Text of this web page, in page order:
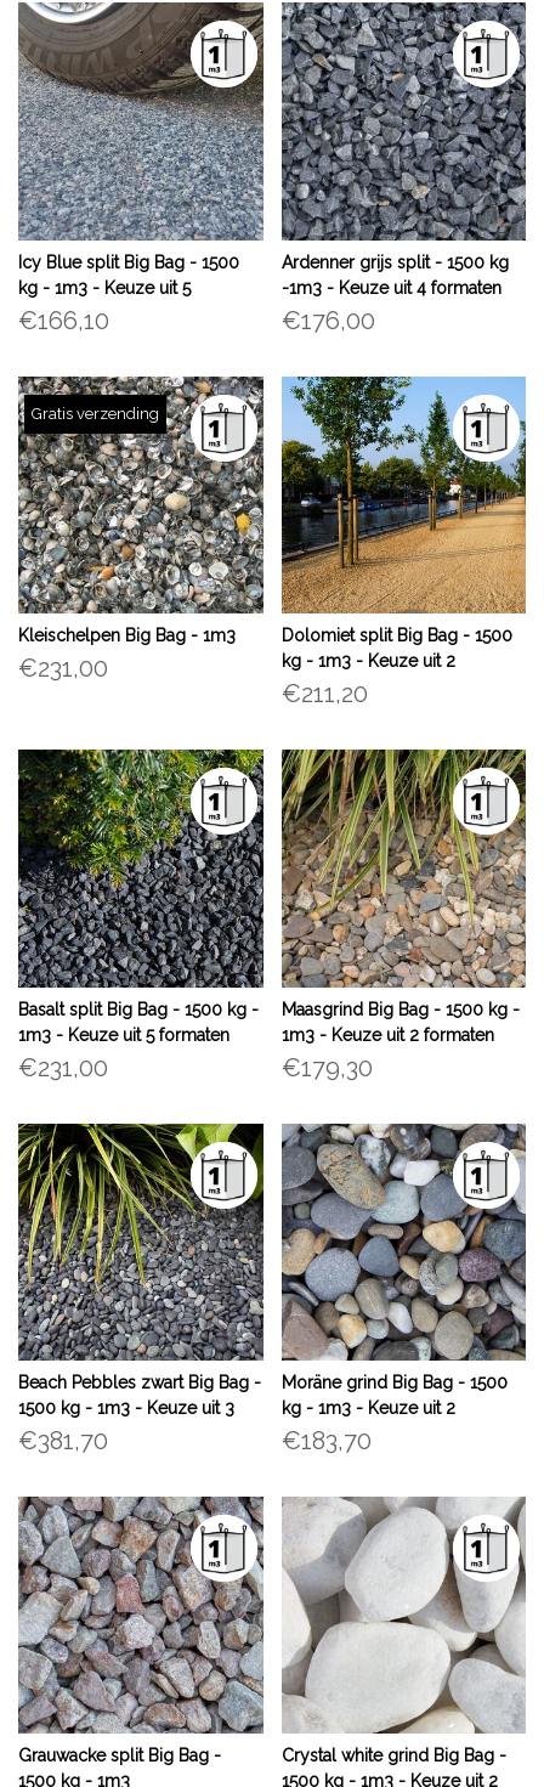
Icy Blue split Big Bag - 1500
kg - 1m3 - Keuze uit 5
formaten
€166,10
Ardenner grijs split - 1500 kg
-1m3 - Keuze uit 4 formaten
€176,00
Gratis verzending
Kleischelpen Big Bag - 1m3
€231,00
Dolomiet split Big Bag - 1500
kg - 1m3 - Keuze uit 2
formaten
€211,20
Basalt split Big Bag - 1500 kg -
1m3 - Keuze uit 5 formaten
€231,00
Maasgrind Big Bag - 1500 kg -
1m3 - Keuze uit 2 formaten
€179,30
Beach Pebbles zwart Big Bag -
1500 kg - 1m3 - Keuze uit 3
formaten
€381,70
Moräne grind Big Bag - 1500
kg - 1m3 - Keuze uit 2
formaten
€183,70
Grauwacke split Big Bag -
1500 kg - 1m3
Crystal white grind Big Bag -
1500 kg - 1m3 - Keuze uit 2